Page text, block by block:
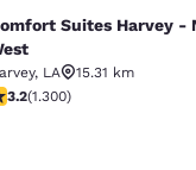
Harvey
Suites Harvey -
, LA
15.31 km
di 3.22 stelle.
3.2(1.300)